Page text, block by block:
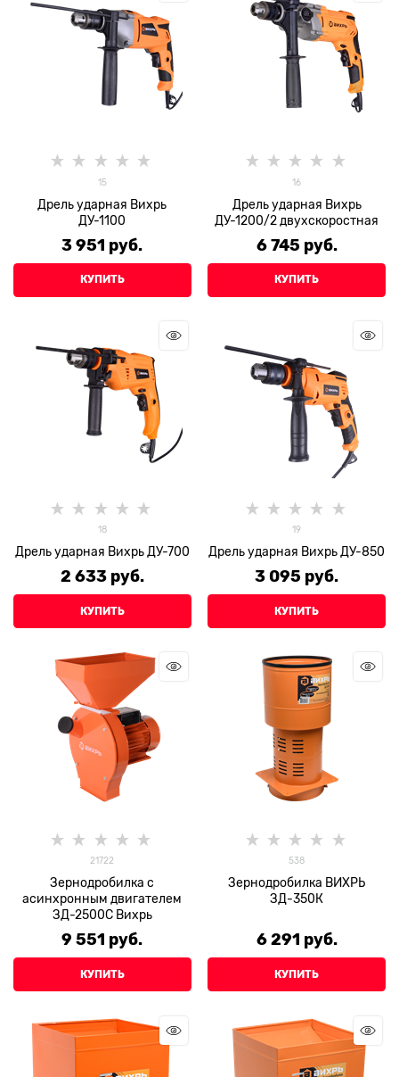
15
Дрель ударная Вихрь
ДУ-1100
3 951 руб.
КУПИТЬ
16
Дрель ударная Вихрь
ДУ-1200/2 двухскоростная
6 745 руб.
КУПИТЬ
18
Дрель ударная Вихрь ДУ-700
2 633 руб.
КУПИТЬ
19
Дрель ударная Вихрь ДУ-850
3 095 руб.
КУПИТЬ
21722
Зернодробилка с
асинхронным двигателем
ЗД-2500С Вихрь
9 551 руб.
КУПИТЬ
538
Зернодробилка ВИХРЬ
ЗД-350К
6 291 руб.
КУПИТЬ